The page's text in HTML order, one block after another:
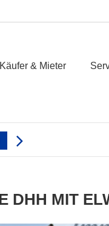
Käufer & Mieter
DHH MIT